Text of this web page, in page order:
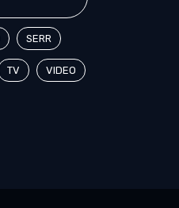
SERR
TV VIDEO